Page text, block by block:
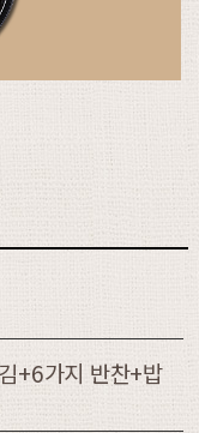
+6가지 반찬+밥